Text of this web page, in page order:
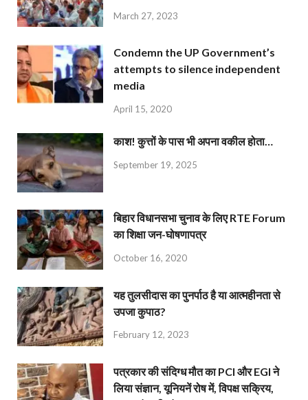
March 27, 2023
Condemn the UP Government’s
attempts to silence independent
media
April 15, 2020
काश! कुत्तों के पास भी अपना वकील होता…
September 19, 2025
बिहार विधानसभा चुनाव के लिए RTE Forum
का शिक्षा जन-घोषणापत्र
October 16, 2020
यह तुलसीदास का पुनर्पाठ है या आत्महीनता से
उपजा कुपाठ?
February 12, 2023
पत्रकार की संदिग्ध मौत का PCI और EGI ने
लिया संज्ञान, यूनियनें रोष में, विपक्ष सक्रिय,